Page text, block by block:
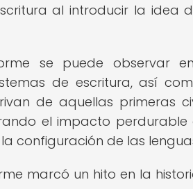
al introducir la idea
se puede observar
de escritura, así
de aquellas primeras
el impacto
configuración de las
marcó un hito en la